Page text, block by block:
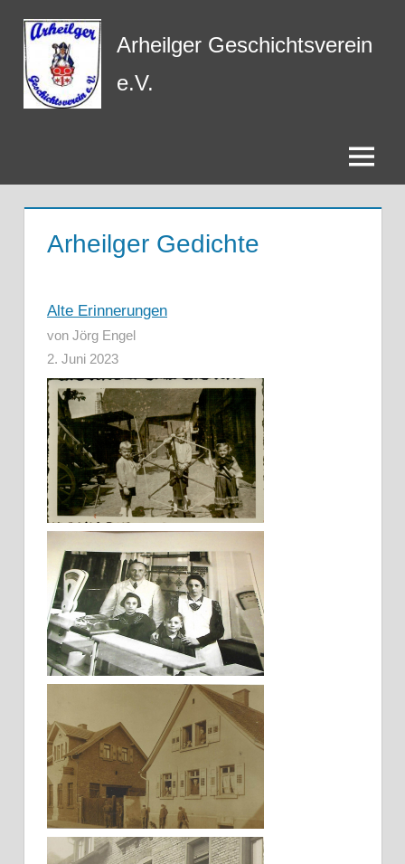
Inhalt
springen
Arheilger Geschichtsverein
e.V.
Menü
Arheilger Gedichte
Alte Erinnerungen
von Jörg Engel
2. Juni 2023